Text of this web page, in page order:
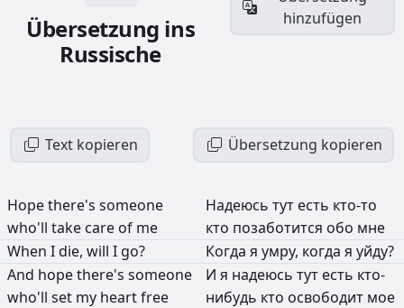
Übersetzung ins
Russische
hinzufügen
Text kopieren Übersetzung kopieren
Hopethere's someone
who'll take care of me
Надеюсь тут есть кто-то
кто позаботится обо мне
When Idie, will I go? Когда я умру, когда я уйду?
And hopethere's someone
who'll set my heartfree
И я надеюсь тут есть кто-
нибудь кто освободит мое